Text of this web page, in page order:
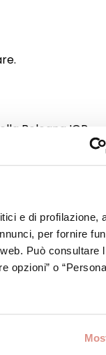
e di profilazione,
per fornire
Può consultare
opzioni” o
Bologna IGP,
Spalmare la
Bologna